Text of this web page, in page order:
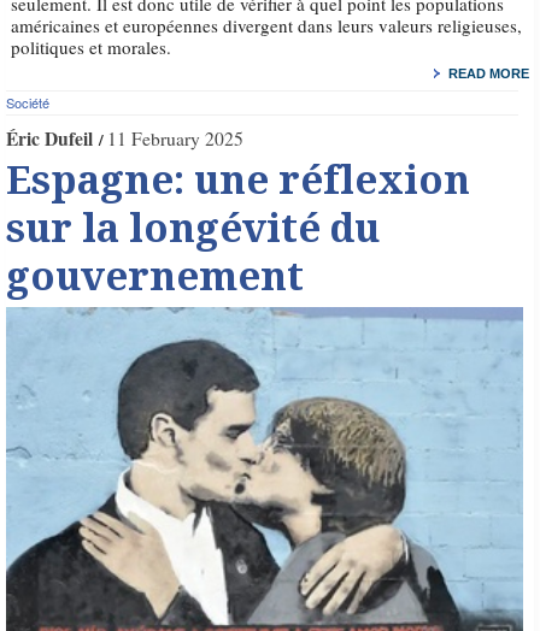
américaines et européennes divergent dans leurs valeurs religieuses,
politiques et morales.
READ MORE
Société
Éric Dufeil 11 February 2025
Espagne: une réflexion
sur la longévité du
gouvernement